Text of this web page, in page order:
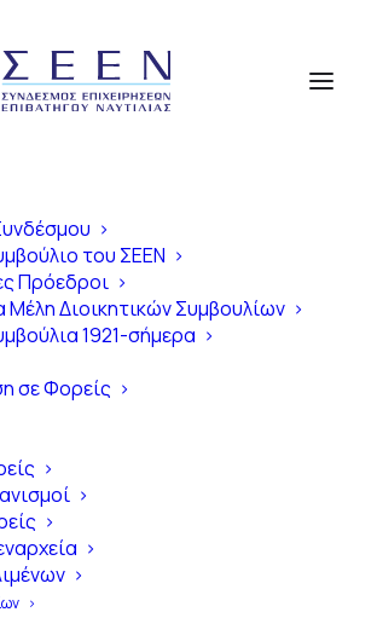
του ΣΕΕΝ
Πρόεδροι
Μέλη Διοικητικών Συμβουλίων
1921-σήμερα
σε Φορείς
νΊδρυ
νηΕποχή
όνια
λλά δ